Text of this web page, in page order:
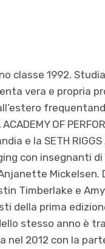
classe 1992.
vera e propria
OF
e la SETH
con insegnanti
Mickelsen.
Timberlake e
della prima
stesso anno è
2012 con la